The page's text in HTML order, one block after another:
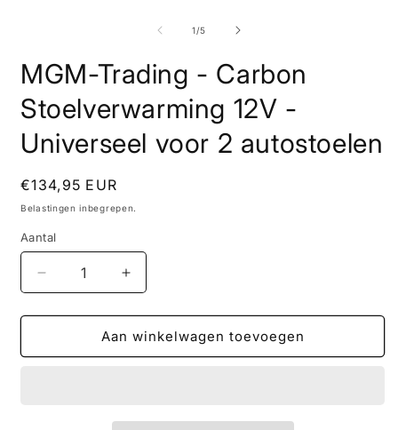
1/van
5
MGM-Trading - Carbon
Stoelverwarming 12V -
Universeel voor 2 autostoelen
Normale
prijs
€134,95 EUR
Belastingen inbegrepen.
Aantal
Aantal
verlagen
voor
Trading
Aantal
verhogen
voor
MGM-
Trading
Aan winkelwagen toevoegen